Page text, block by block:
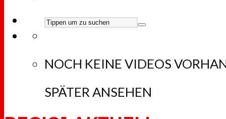
NOCH KEINE VIDEOS
SPÄTER ANSEHEN